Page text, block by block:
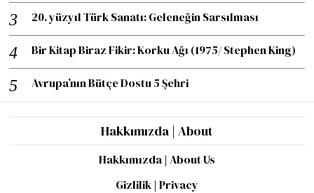
20. yüzyıl Türk Sanatı: Geleneğin Sarsılması
Bir Kitap Biraz Fikir: Korku Ağı (1975/ Stephen King)
Avrupa’nın Bütçe Dostu 5 Şehri
Hakkımızda | About
Hakkımızda | About Us
Gizlilik | Privacy